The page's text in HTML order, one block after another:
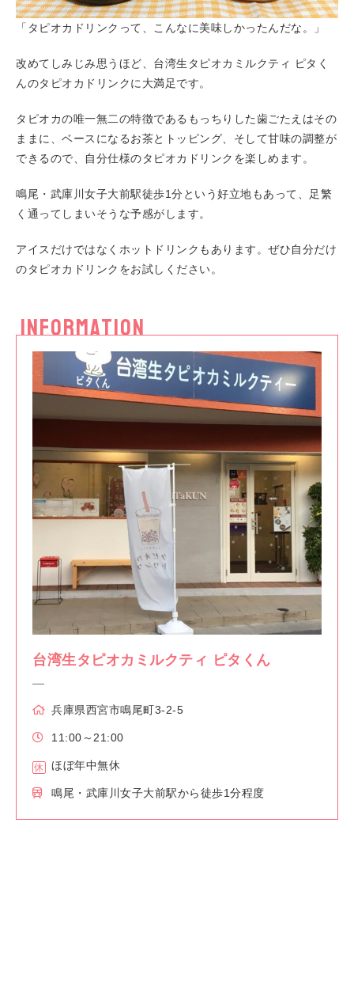
「タピオカドリンクって、こんなに美味しかったんだな。」
改めてしみじみ思うほど、台湾生タピオカミルクティ ピタく
んのタピオカドリンクに大満足です。
タピオカの唯一無二の特徴であるもっちりした歯ごたえはその
ままに、ベースになるお茶とトッピング、そして甘味の調整が
できるので、自分仕様のタピオカドリンクを楽しめます。
鳴尾・武庫川女子大前駅徒歩1分という好立地もあって、足繁
く通ってしまいそうな予感がします。
アイスだけではなくホットドリンクもあります。ぜひ自分だけ
のタピオカドリンクをお試しください。
INFORMATION
台湾生タピオカミルクティ ピタくん
兵庫県西宮市鳴尾町3-2-5
11:00～21:00
ほぼ年中無休
鳴尾・武庫川女子大前駅から徒歩1分程度